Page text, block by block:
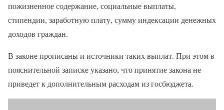
пожизненное содержание, социальные выплаты,
стипендии, заработную плату, сумму индексации денежных
доходов граждан.
В законе прописаны и источники таких выплат. При этом в
пояснительной записке указано, что принятие закона не
приведет к дополнительным расходам из госбюджета.